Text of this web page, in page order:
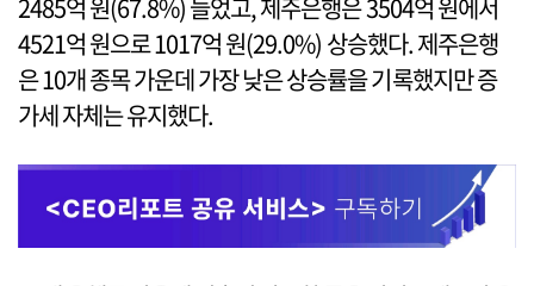
2485억 원(67.8%) 늘었고, 제주은행은 3504억 원에서
4521억 원으로 1017억 원(29.0%) 상승했다. 제주은행
은 10개 종목 가운데 가장 낮은 상승률을 기록했지만 증
가세 자체는 유지했다.